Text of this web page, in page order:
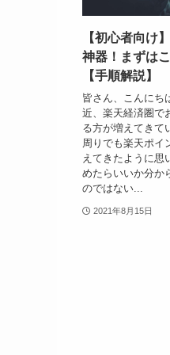
【初心者向け
神器！まずは
【手順解説】
皆さん、こんにち
近、楽天経済圏で
る方が増えてきて
周りでも楽天ポイ
えてきたように思
めたらいいか分か
のではない...
2021年8月15日